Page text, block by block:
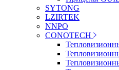
SYTONG
LZIRTEK
NNPO
CONOTECH